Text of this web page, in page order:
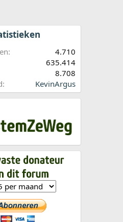
4.710
635.414
8.708
KevinArgus